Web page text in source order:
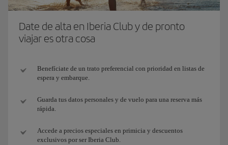
Date de alta en Iberia Club y de pronto
viajar es otra cosa
Benefíciate de un trato preferencial con prioridad en listas de
espera y embarque.
Guarda tus datos personales y de vuelo para una reserva más
rápida.
Accede a precios especiales en primicia y descuentos
exclusivos por ser Iberia Club.